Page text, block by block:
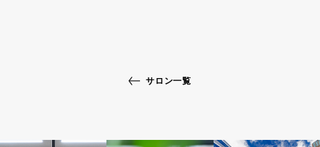
サロン一覧